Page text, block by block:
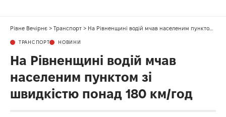
Рівне Вечірнє > Транспорт > На Рівненщині водій мчав населеним пунктом зі швидкістю понад 180 км/год
ТРАНСПОРТ НОВИНИ
На Рівненщині водій мчав
населеним пунктом зі
швидкістю понад 180 км/год